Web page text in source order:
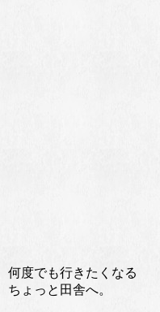
何度でも行きたくなる
ょっと田舎へ。